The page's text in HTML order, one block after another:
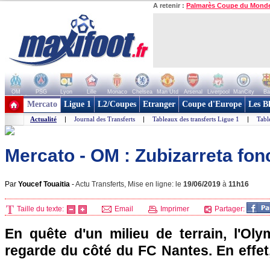
A retenir : Palmarès Coupe du
OM PSG Lyon Lille Monaco Chelsea Man Utd Arsenal Liverpool ManCity
+ de clubs
Mercato Ligue 1 L2/Coupes Etranger Coupe d'Europe Les
Actualité | Journal des Transferts | Tableaux des transferts Ligue 1 |
Mercato - OM : Zubizarreta
Par Youcef Touaitia -Actu Transferts, Mise en ligne: le 19/06/2019 à 11h16
Taille du texte: Email Imprimer Partager:
En quête d'un milieu de terrain,
regarde du côté du FC Nantes. En